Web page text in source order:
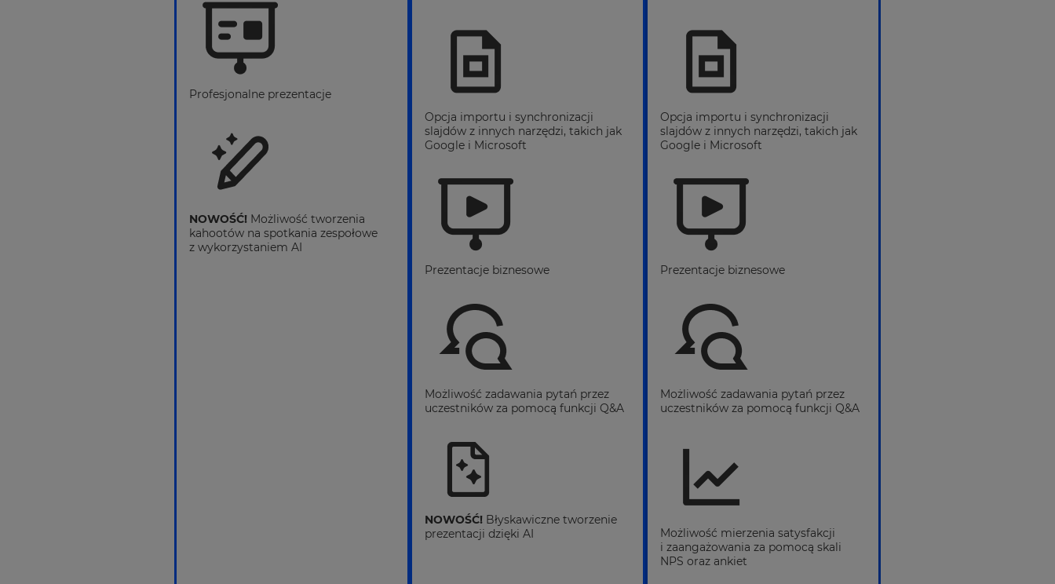
Profesjonalne prezentacje
NOWOŚĆ! Możliwość tworzenia
kahootów na spotkania zespołowe
z wykorzystaniem AI
Opcja importu i synchronizacji
slajdów z innych narzędzi, takich jak
Google i Microsoft
Prezentacje biznesowe
Możliwość zadawania pytań przez
uczestników za pomocą funkcji Q&A
NOWOŚĆ! Błyskawiczne tworzenie
prezentacji dzięki AI
Opcja importu i synchronizacji
slajdów z innych narzędzi, takich jak
Google i Microsoft
Prezentacje biznesowe
Możliwość zadawania pytań przez
uczestników za pomocą funkcji Q&A
Możliwość mierzenia satysfakcji
i zaangażowania za pomocą skali
NPS oraz ankiet